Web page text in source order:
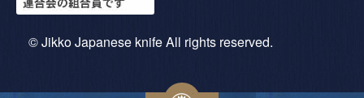
© Jikko Japanese knife All rights reserved.